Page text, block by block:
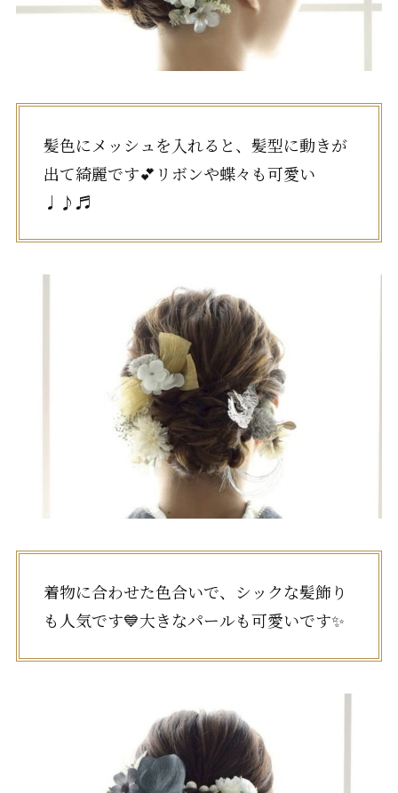
髪色にメッシュを入れると、髪型に動きが
出て綺麗です💕リボンや蝶々も可愛い
♩♪♬
着物に合わせた色合いで、シックな髪飾り
も人気です💙大きなパールも可愛いです✨